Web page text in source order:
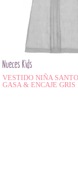
Nueces Kids
VESTIDO NIÑA
GASA & ENCAJE GRIS